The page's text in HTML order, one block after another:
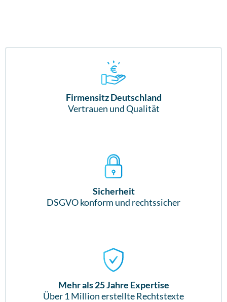
Firmensitz Deutschland
Vertrauen und Qualität
Sicherheit
DSGVO konform und rechtssicher
Mehr als 25 Jahre Expertise
Über 1 Million erstellte Rechtstexte